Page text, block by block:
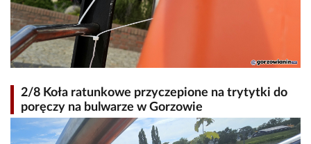
2/8 Koła ratunkowe przyczepione na trytytki do
poręczy na bulwarze w Gorzowie